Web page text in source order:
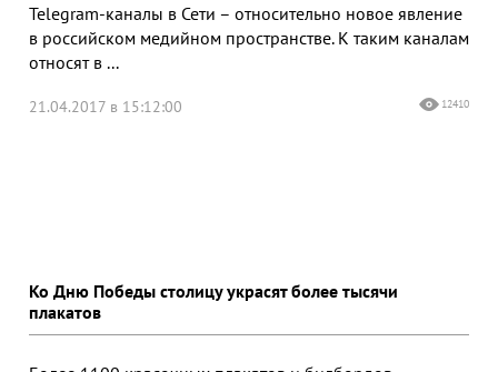
Telegram-каналы в Сети – относительно новое явление
в российском медийном пространстве. К таким каналам
относят в ...
21.04.2017 в 15:12:00 12410
Ко Дню Победы столицу украсят более тысячи
плакатов